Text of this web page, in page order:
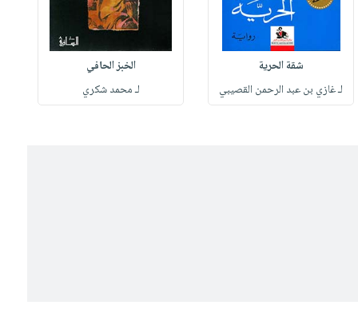
شقة الحرية
لـ غازي بن عبد الرحمن القصيبي
الخبز الحافي
لـ محمد شكري